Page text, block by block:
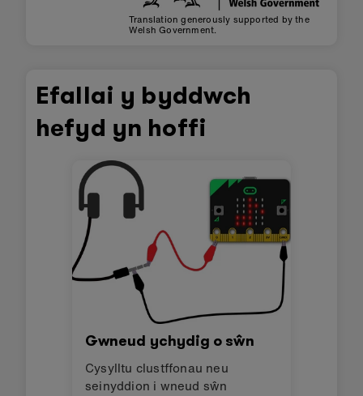
Translation generously supported by the
Welsh Government.
Efallai y byddwch
hefyd yn hoffi
Gwneud ychydig o sŵn
Cysylltu clustffonau neu
seinyddion i wneud sŵn